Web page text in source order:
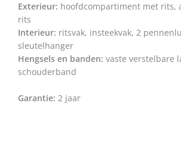
Exterieur: hoofdcompartiment met rits,
rits
Interieur: ritsvak, insteekvak, 2
sleutelhanger
Hengsels en banden: vaste verstelbare
schouderband
Garantie: 2 jaar